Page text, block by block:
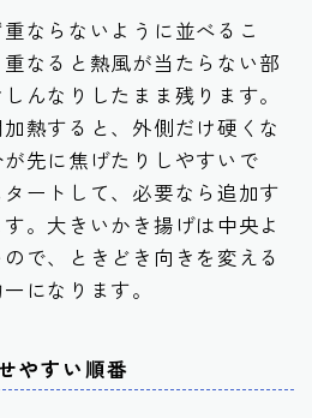
ならないように並べるこ
なると熱風が当たらない部
んなりしたまま残ります。
熱すると、外側だけ硬くな
先に焦げたりしやすいで
ートして、必要なら追加す
。大きいかき揚げは中央よ
で、ときどき向きを変える
になります。
やすい順番